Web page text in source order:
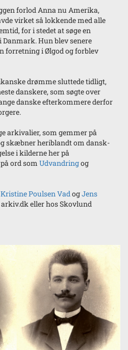
forlod Anna nu Amerika,
virket så lokkende med alle
for i stedet at søge en
Hun blev senere
forretning i Ølgod og forblev
drømme sluttede tidligt,
danskere, som søgte over
danske efterkommere derfor
arkivalier, som gemmer på
skæbner heriblandt om dansk-
i kilderne her på
ord som Udvandringog
Poulsen VadogJens
arkiv.dk eller hos Skovlund